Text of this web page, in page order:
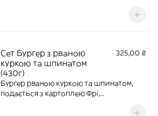
Сет Бургер з рваною
куркою та шпинатом
(430г)
325,00 ₴
Бургер рваною куркою та шпинатом,
подається з картоплею Фрі,